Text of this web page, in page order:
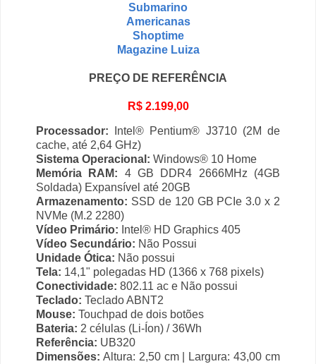
Submarino
Americanas
Shoptime
Magazine Luiza
PREÇO DE REFERÊNCIA
R$ 2.199,00
Processador: Intel® Pentium® J3710 (2M de
cache, até 2,64 GHz)
Sistema Operacional: Windows® 10 Home
Memória RAM: 4 GB DDR4 2666MHz (4GB
Soldada) Expansível até 20GB
Armazenamento: SSD de 120 GB PCIe 3.0 x 2
NVMe (M.2 2280)
Vídeo Primário: Intel® HD Graphics 405
Vídeo Secundário: Não Possui
Unidade Ótica: Não possui
Tela: 14,1" polegadas HD (1366 x 768 pixels)
Conectividade: 802.11 ac e Não possui
Teclado: Teclado ABNT2
Mouse: Touchpad de dois botões
Bateria: 2 células (Li-Íon) / 36Wh
Referência: UB320
Dimensões: Altura: 2,50 cm | Largura: 43,00 cm